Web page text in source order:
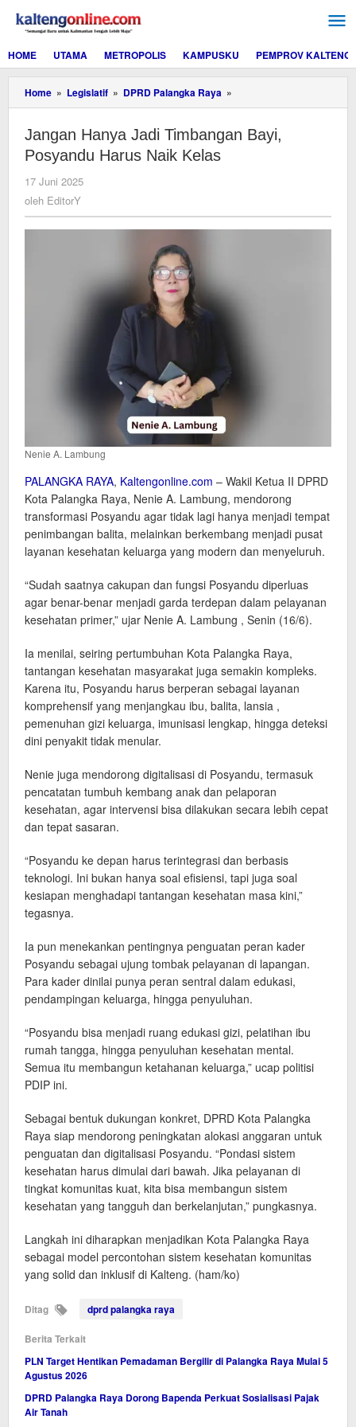
konten
HOME
UTAMA METROPOLIS KAMPUSKU PEMPROV KALTENG
Home » Legislatif » DPRD Palangka Raya »
Hanya
Timbangan
Jangan Hanya Jadi Timbangan Bayi,
Posyandu Harus Naik Kelas
17 Juni 2025
oleh EditorY
Nenie A. Lambung
PALANGKA RAYA, Kaltengonline.com – Wakil Ketua II DPRD
Kota Palangka Raya, Nenie A. Lambung, mendorong
transformasi Posyandu agar tidak lagi hanya menjadi tempat
penimbangan balita, melainkan berkembang menjadi pusat
layanan kesehatan keluarga yang modern dan menyeluruh.
“Sudah saatnya cakupan dan fungsi Posyandu diperluas
agar benar-benar menjadi garda terdepan dalam pelayanan
kesehatan primer,” ujar Nenie A. Lambung , Senin (16/6).
Ia menilai, seiring pertumbuhan Kota Palangka Raya,
tantangan kesehatan masyarakat juga semakin kompleks.
Karena itu, Posyandu harus berperan sebagai layanan
komprehensif yang menjangkau ibu, balita, lansia ,
pemenuhan gizi keluarga, imunisasi lengkap, hingga deteksi
dini penyakit tidak menular.
Nenie juga mendorong digitalisasi di Posyandu, termasuk
pencatatan tumbuh kembang anak dan pelaporan
kesehatan, agar intervensi bisa dilakukan secara lebih cepat
dan tepat sasaran.
“Posyandu ke depan harus terintegrasi dan berbasis
teknologi. Ini bukan hanya soal efisiensi, tapi juga soal
kesiapan menghadapi tantangan kesehatan masa kini,”
tegasnya.
Ia pun menekankan pentingnya penguatan peran kader
Posyandu sebagai ujung tombak pelayanan di lapangan.
Para kader dinilai punya peran sentral dalam edukasi,
pendampingan keluarga, hingga penyuluhan.
“Posyandu bisa menjadi ruang edukasi gizi, pelatihan ibu
rumah tangga, hingga penyuluhan kesehatan mental.
Semua itu membangun ketahanan keluarga,” ucap politisi
PDIP ini.
Sebagai bentuk dukungan konkret, DPRD Kota Palangka
Raya siap mendorong peningkatan alokasi anggaran untuk
penguatan dan digitalisasi Posyandu. “Pondasi sistem
kesehatan harus dimulai dari bawah. Jika pelayanan di
tingkat komunitas kuat, kita bisa membangun sistem
kesehatan yang tangguh dan berkelanjutan,” pungkasnya.
Langkah ini diharapkan menjadikan Kota Palangka Raya
sebagai model percontohan sistem kesehatan komunitas
yang solid dan inklusif di Kalteng. (ham/ko)
Ditag dprd palangka raya
Berita Terkait
PLN Target Hentikan Pemadaman Bergilir di Palangka Raya Mulai 5
Agustus 2026
DPRD Palangka Raya Dorong Bapenda Perkuat Sosialisasi Pajak
Air Tanah